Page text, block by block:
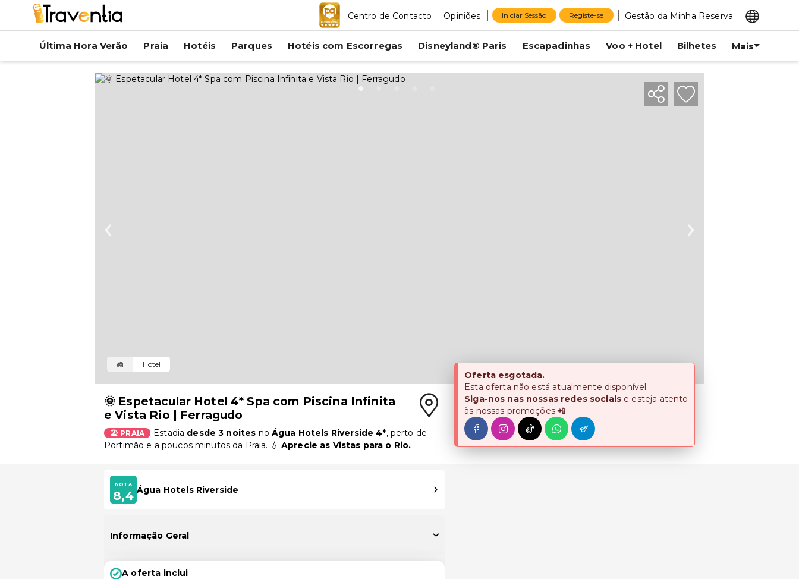
Centro de Contacto Opiniões Iniciar Sessão Registe-se Gestão da Minha Reserva
Última Hora Verão Praia Hotéis Parques Hotéis com Escorregas Disneyland® Paris Escapadinhas Voo + Hotel Bilhetes Mais
Hotel
🌞 Espetacular Hotel 4* Spa com Piscina Infinita
e Vista Rio | Ferragudo
🏖️ PRAIA Estadia desde 3 noites no Água Hotels Riverside 4*, perto de
Portimão e a poucos minutos da Praia. 💧Aprecie as Vistas para o Rio.
NOTA
8,4 Água Hotels Riverside
Informação Geral
A oferta inclui
Oferta esgotada.
Esta oferta não está atualmente disponível.
Siga-nos nas nossas redes sociais e esteja atento
às nossas promoções.📲